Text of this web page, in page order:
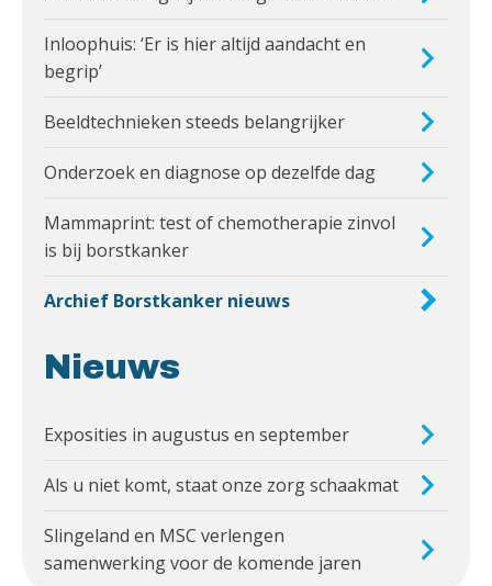
Inloophuis: ‘Er is hier altijd aandacht en
begrip’
Beeldtechnieken steeds belangrijker
Onderzoek en diagnose op dezelfde dag
Mammaprint: test of chemotherapie zinvol
is bij borstkanker
Archief Borstkanker nieuws
Nieuws
Exposities in augustus en september
Als u niet komt, staat onze zorg schaakmat
Slingeland en MSC verlengen
samenwerking voor de komende jaren